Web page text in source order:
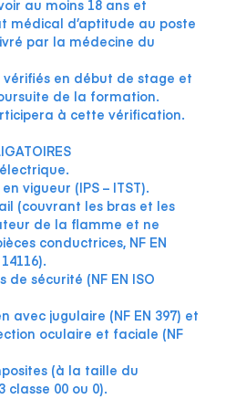
au moins 18 ans et
médical d’aptitude au poste
par la médecine du
en début de stage et
de la formation.
à cette vérification.
vigueur (IPS – ITST).
(couvrant les bras et les
de la flamme et ne
conductrices, NF EN
de sécurité (NF EN ISO
avec jugulaire (NF EN 397) et
oculaire et faciale (NF
(à la taille du
classe 00 ou 0).